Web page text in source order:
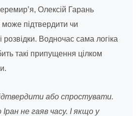
Олексій Гарань
підтвердити чи
розвідки. Водночас сама логіка
такі припущення цілком
або спростувати.
не гаяв часу. І якщо у